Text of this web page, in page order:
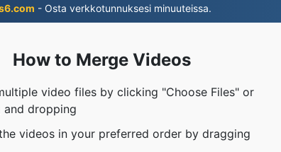
- Osta verkkotunnuksesi minuuteissa.
How to Merge Videos
video files by clicking "Choose Files" or
and dropping
videos in your preferred order by dragging